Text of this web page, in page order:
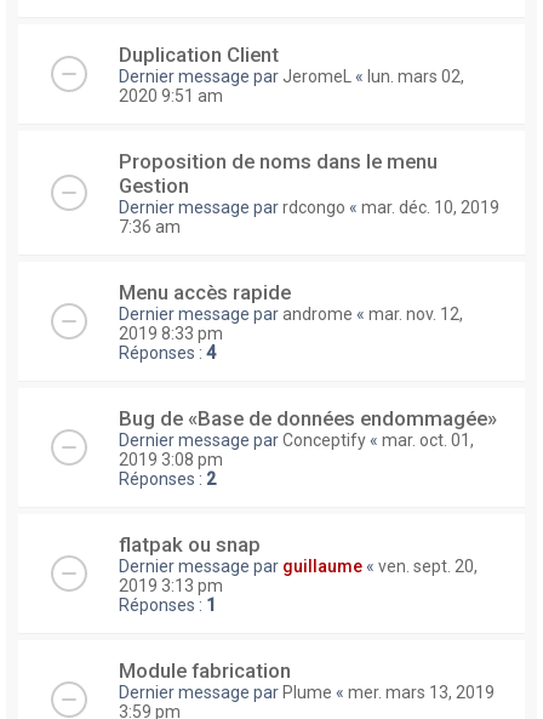
Duplication Client
Dernier message par JeromeL « lun. mars 02,
2020 9:51 am
Proposition de noms dans le menu
Gestion
Dernier message parrdcongo « mar. déc. 10, 2019
7:36 am
Menu accès rapide
Dernier message parandrome « mar. nov. 12,
2019 8:33 pm
Réponses : 4
Bug de «Base de données endommagée»
Dernier message parConceptify « mar. oct. 01,
2019 3:08 pm
Réponses : 2
flatpak ou snap
Dernier message par guillaume « ven. sept. 20,
2019 3:13 pm
Réponses : 1
Module fabrication
Dernier message parPlume « mer. mars 13, 2019
3:59 pm